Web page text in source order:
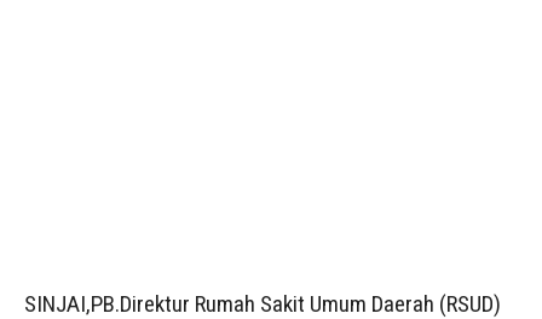
SINJAI,PB.Direktur Rumah Sakit Umum Daerah (RSUD)